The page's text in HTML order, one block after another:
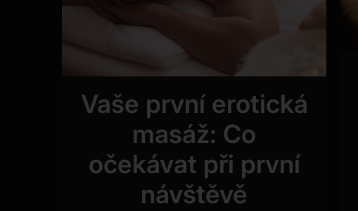
Vaše první erotická
masáž: Co
očekávat při první
návštěvě